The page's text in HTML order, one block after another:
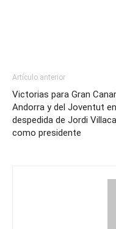
Artículo anterior
Victorias para Gran
Andorra y del Joventut
despedida de Jordi
como presidente